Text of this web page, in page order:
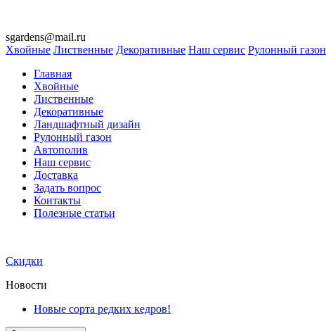
sgardens@mail.ru
Хвойные Лиственные Декоративные Наш сервис Рулонный газон
Главная
Хвойные
Лиственные
Декоративные
Ландшафтный дизайн
Рулонный газон
Автополив
Наш сервис
Доставка
Задать вопрос
Контакты
Полезные статьи
Скидки
Новости
Новые сорта редких кедров!